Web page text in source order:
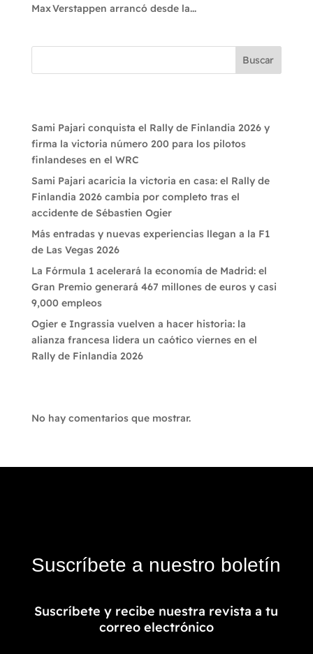
Max Verstappen arrancó desde la...
Buscar
Sami Pajari conquista el Rally de Finlandia 2026 y
firma la victoria número 200 para los pilotos
finlandeses en el WRC
Sami Pajari acaricia la victoria en casa: el Rally de
Finlandia 2026 cambia por completo tras el
accidente de Sébastien Ogier
Más entradas y nuevas experiencias llegan a la F1
de Las Vegas 2026
La Fórmula 1 acelerará la economía de Madrid: el
Gran Premio generará 467 millones de euros y casi
9,000 empleos
Ogier e Ingrassia vuelven a hacer historia: la
alianza francesa lidera un caótico viernes en el
Rally de Finlandia 2026
No hay comentarios que mostrar.
Suscríbete a nuestro boletín
Suscríbete y recibe nuestra revista a tu
correo electrónico